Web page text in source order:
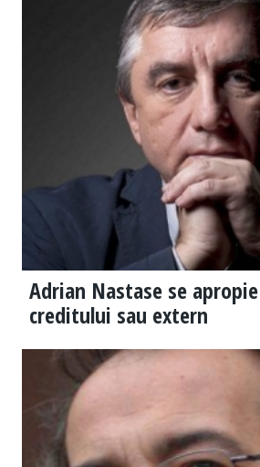
Adrian Nastase se
creditului sau extern